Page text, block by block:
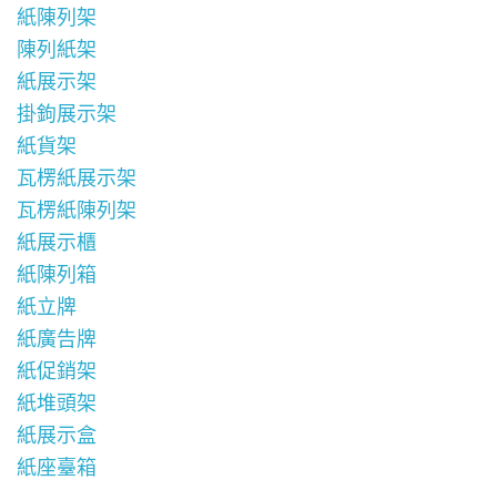
紙陳列架
陳列紙架
紙展示架
掛鉤展示架
紙貨架
瓦楞紙展示架
瓦楞紙陳列架
紙展示櫃
紙陳列箱
紙立牌
紙廣告牌
紙促銷架
紙堆頭架
紙展示盒
紙座臺箱